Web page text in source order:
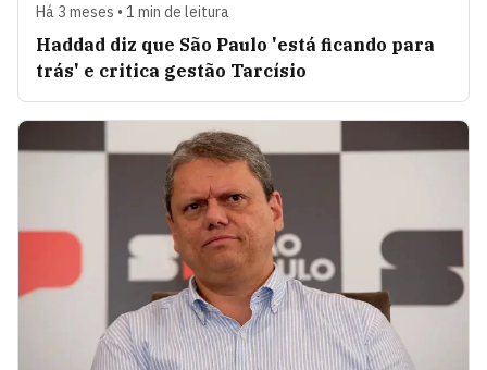
Há 3 meses • 1 min de leitura
Haddad diz que São Paulo 'está ficando para
trás' e critica gestão Tarcísio